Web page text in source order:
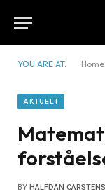
YOU ARE AT: Home
AKTUELT
BY HALFDAN CARSTENS